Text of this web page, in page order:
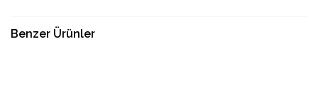
Benzer Ürünler